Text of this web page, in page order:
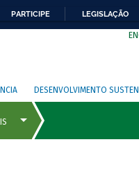
PARTICIPE LEGISLAÇÃO
DESENVOLVIMENTO